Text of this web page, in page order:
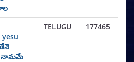
నామమే
TELUGU 177465